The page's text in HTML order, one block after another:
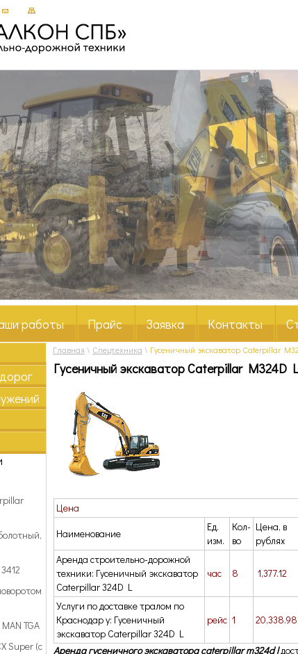
работы Прайс Заявка Контакты
Главная \ Спецтехника \ Гусеничный экскаватор Caterpillar
TGA
Super (с
Гусеничный экскаватор Caterpillar M324D L
Цена
Наименование
Ед.
изм.
Кол-
во
Цена, в
рублях
Аренда строительно-дорожной
техники: Гусеничный экскаватор
Caterpillar 324D L
час 8 1,377.12
Услуги по доставке тралом по
Краснодар у: Гусеничный
экскаватор Caterpillar 324D L
рейс 1 20,338.98
Аренда гусеничного экскаватора caterpillar m324d l